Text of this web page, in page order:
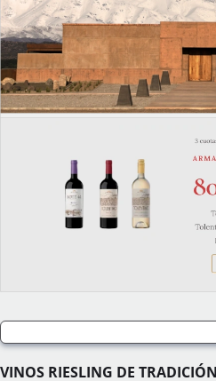
VINOS RIESLING DE